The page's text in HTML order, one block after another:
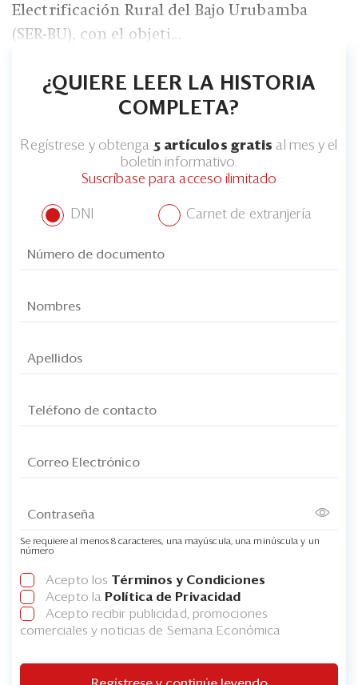
Electrificación Rural del Bajo Urubamba
(SER-BU), con el objeti...
¿QUIERE LEER LA HISTORIA
COMPLETA?
Regístrese y obtenga 5 artículos gratis al mes y el
boletín informativo.
Suscríbase para acceso ilimitado
DNI Carnet de extranjería
Se requiere al menos 8 caracteres, una mayúscula, una minúscula y un
número
Acepto los Términos y Condiciones
Acepto la Política de Privacidad
Acepto recibir publicidad, promociones
comerciales y noticias de Semana Económica